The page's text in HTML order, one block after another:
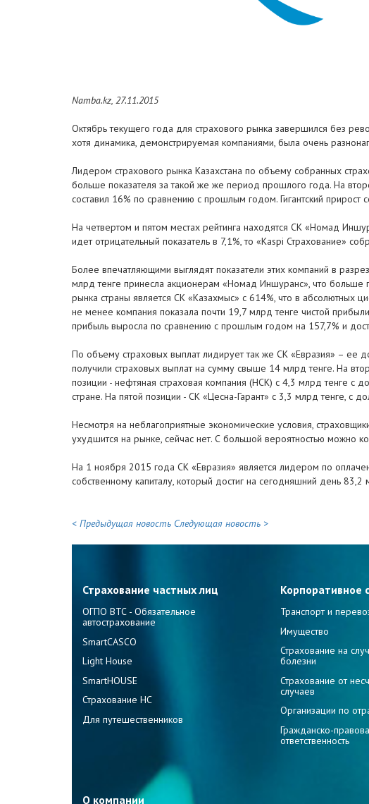
Namba.kz, 27.11.2015
Октябрь текущего года для страхового рынка завершился без
хотя динамика, демонстрируемая компаниями, была очень
Лидером страхового рынка Казахстана по объему собранных
больше показателя за такой же же период прошлого года. На
составил 16% по сравнению с прошлым годом. Гигантский
На четвертом и пятом местах рейтинга находятся СК «Номад
идет отрицательный показатель в 7,1%, то «Kaspi Страхование»
Более впечатляющими выглядят показатели этих компаний в
млрд тенге принесла акционерам «Номад Иншуранс», что больше
рынка страны является СК «Казахмыс» с 614%, что в абсолютных
не менее компания показала почти 19,7 млрд тенге чистой
прибыль выросла по сравнению с прошлым годом на 157,7% и
По объему страховых выплат лидирует так же СК «Евразия» – ее
получили страховых выплат на сумму свыше 14 млрд тенге. На
позиции - нефтяная страховая компания (НСК) с 4,3 млрд тенге с
стране. На пятой позиции - СК «Цесна-Гарант» с 3,3 млрд тенге, с
Несмотря на неблагоприятные экономические условия,
ухудшится на рынке, сейчас нет. С большой вероятностью можно
На 1 ноября 2015 года СК «Евразия» является лидером по
собственному капиталу, который достиг на сегодняшний день
< Предыдущая новость Следующая новость >
Страхование частных лиц
ОГПО ВТС - Обязательное
автострахование
SmartCASCO
Light House
SmartHOUSE
Страхование НС
Для путешественников
Корпоративное
Транспорт и
Имущество
Страхование на
болезни
Страхование от
случаев
Организации по
Гражданско-
ответственность
О компании